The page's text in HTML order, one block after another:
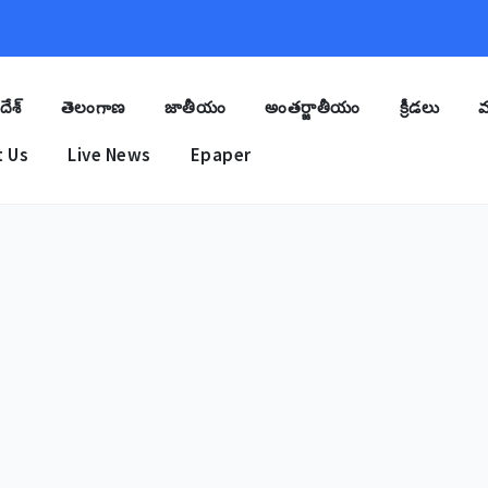
తెలంగాణ జాతీయం అంతర్జాతీయం క్రీడలు
Us Live News Epaper